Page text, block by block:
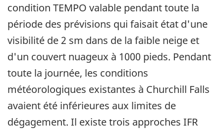
condition TEMPO valable pendant toute la
période des prévisions qui faisait état d'une
visibilité de 2 sm dans de la faible neige et
d'un couvert nuageux à 1000 pieds. Pendant
toute la journée, les conditions
météorologiques existantes à Churchill Falls
avaient été inférieures aux limites de
dégagement. Il existe trois approches IFR